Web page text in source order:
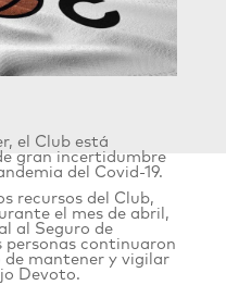
el Club está
gran incertidumbre
del Covid-19.
recursos del Club,
el mes de abril,
al Seguro de
personas continuaron
mantener y vigilar
Devoto.